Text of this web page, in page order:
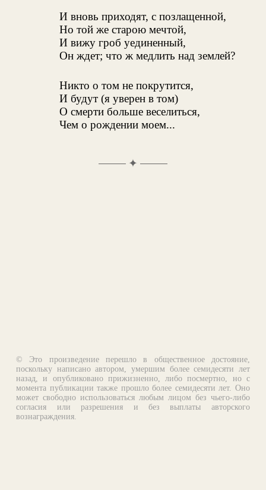
И вновь приходят, с позлащенной,
Но той же старою мечтой,
И вижу гроб уединенный,
Он ждет; что ж медлить над землей?
Никто о том не покрутится,
И будут (я уверен в том)
О смерти больше веселиться,
Чем о рождении моем...
✦
© Это произведение перешло в общественное достояние,
поскольку написано автором, умершим более семидесяти лет
назад, и опубликовано прижизненно, либо посмертно, но с
момента публикации также прошло более семидесяти лет. Оно
может свободно использоваться любым лицом без чьего-либо
согласия или разрешения и без выплаты авторского
вознаграждения.